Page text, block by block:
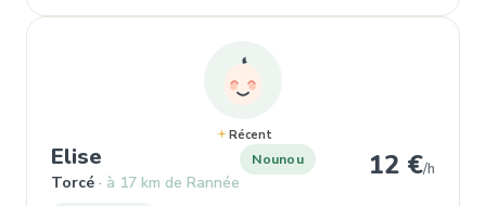
Récent
Elise , Nounou à Torcé
Torcé à 17 km de Rannée
Nounou 12 €/h